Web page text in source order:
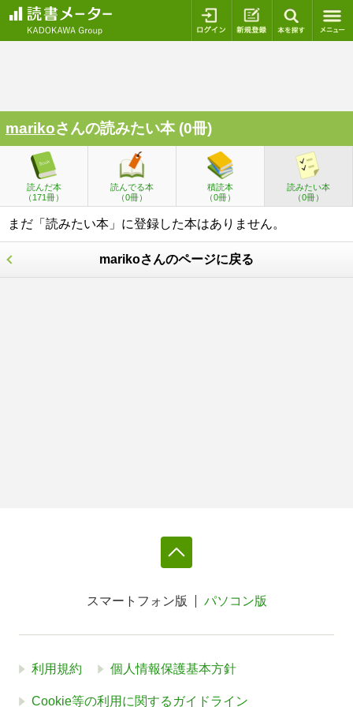
ログイン 新規登録
marikoさんの読みたい本 (0冊)
読んだ本
（171冊）
読んでる本
（0冊）
積読本
（0冊）
読みたい本
（0冊）
まだ「読みたい本」に登録した本はありません。
marikoさんのページに戻る
スマートフォン版 パソコン版
利用規約 個人情報保護基本方針
Cookie等の利用に関するガイドライン